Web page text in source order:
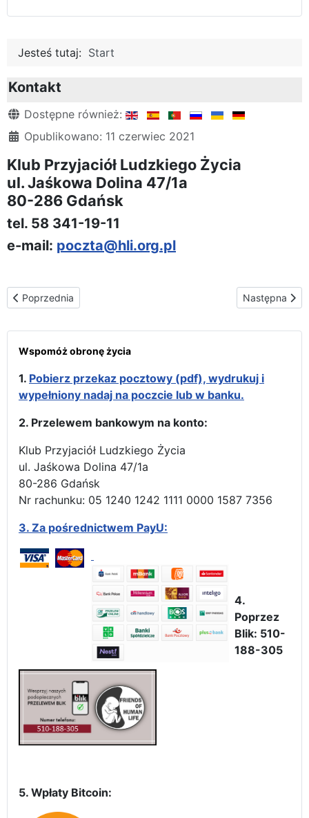
Jesteś tutaj: Start
Kontakt
Szczegóły
Dostępne również:
Opublikowano: 11 czerwiec 2021
Klub Przyjaciół Ludzkiego Życia
ul. Jaśkowa Dolina 47/1a
80-286 Gdańsk
tel. 58 341-19-11
e-mail: poczta@hli.org.pl
Poprzednia strona: Materiały do pobrania
Poprzednia Następna
Następna
Wspomóż obronę życia
1. Pobierz przekaz pocztowy (pdf), wydrukuj i
wypełniony nadaj na poczcie lub w banku.
2. Przelewem bankowym na konto:
Klub Przyjaciół Ludzkiego Życia
ul. Jaśkowa Dolina 47/1a
80-286 Gdańsk
Nr rachunku: 05 1240 1242 1111 0000 1587 7356
3. Za pośrednictwem PayU:
4.
Poprzez
Blik: 510-
188-305
5. Wpłaty Bitcoin: